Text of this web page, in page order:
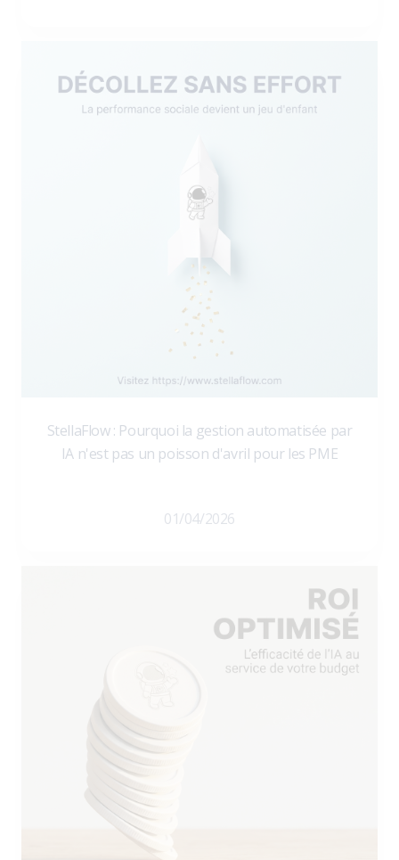
StellaFlow : Pourquoi la gestion automatisée par
IA n'est pas un poisson d'avril pour les PME
01/04/2026